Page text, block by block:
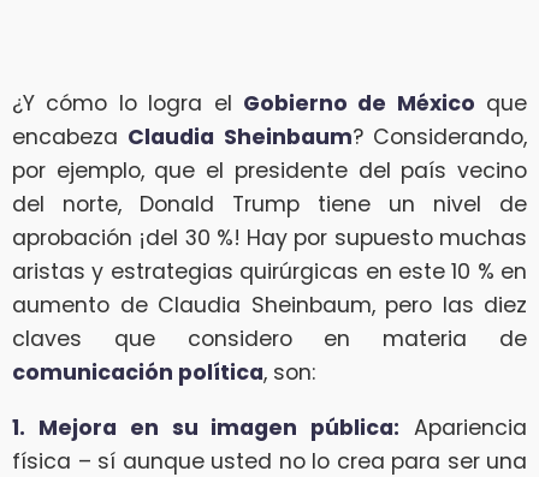
¿Y cómo lo logra el Gobierno de México que
encabeza Claudia Sheinbaum? Considerando,
por ejemplo, que el presidente del país vecino
del norte, Donald Trump tiene un nivel de
aprobación ¡del 30 %! Hay por supuesto muchas
aristas y estrategias quirúrgicas en este 10 % en
aumento de Claudia Sheinbaum, pero las diez
claves que considero en materia de
comunicación política, son:
1. Mejora en su imagen pública: Apariencia
física – sí aunque usted no lo crea para ser una